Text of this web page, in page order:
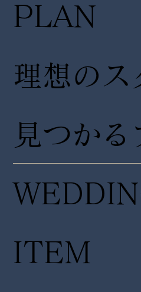
PLAN
理想のス
見つかる
ITEM